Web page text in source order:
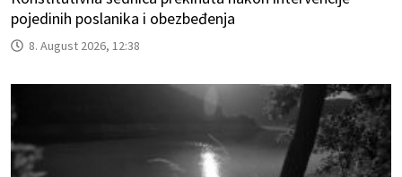
pojedinih poslanika i obezbeđenja
8. August 2026, 12:38